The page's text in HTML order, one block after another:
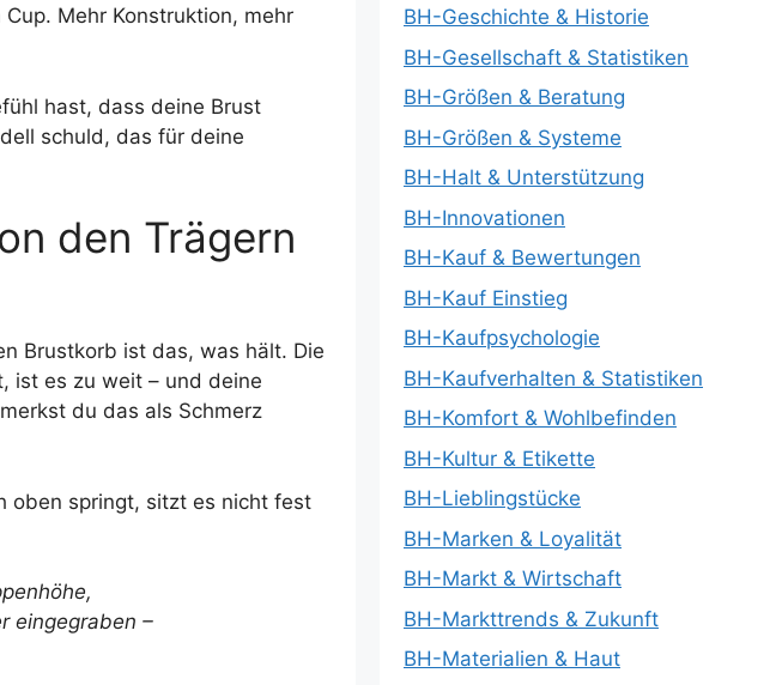
Mehr Konstruktion, mehr
hast, dass deine Brust
schuld, das für deine
den Trägern
Brustkorb ist das, was hält. Die
ist es zu weit – und deine
du das als Schmerz
oben springt, sitzt es nicht fest
BH-Geschichte & Historie
BH-Gesellschaft & Statistiken
BH-Größen & Beratung
BH-Größen & Systeme
BH-Halt & Unterstützung
BH-Innovationen
BH-Kauf & Bewertungen
BH-Kauf Einstieg
BH-Kaufpsychologie
BH-Kaufverhalten & Statistiken
BH-Komfort & Wohlbefinden
BH-Kultur & Etikette
BH-Lieblingstücke
BH-Marken & Loyalität
BH-Markt & Wirtschaft
BH-Markttrends & Zukunft
BH-Materialien & Haut